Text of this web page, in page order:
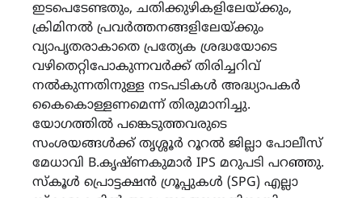
ഇടപെടേണ്ടതും, ചതിക്കുഴികളിലേയ്ക്കും,
ക്രിമിനൽ പ്രവർത്തനങ്ങളിലേയ്ക്കും
വ്യാപൃതരാകാതെ പ്രത്യേക ശ്രദ്ധയോടെ
വഴിതെറ്റിപോകുന്നവർക്ക് തിരിച്ചറിവ്
നൽകുന്നതിനുള്ള നടപടികൾ അദ്ധ്യാപകർ
കൈകൊള്ളണമെന്ന് തിരുമാനിച്ചു.
യോഗത്തിൽ പങ്കെടുത്തവരുടെ
സംശയങ്ങൾക്ക് തൃശ്ശൂർ റൂറൽ ജില്ലാ പോലീസ്
മേധാവി B.കൃഷ്ണകുമാർ IPS മറുപടി പറഞ്ഞു.
സ്കൂൾ പ്രൊട്ടക്ഷൻ ഗ്രൂപ്പുകൾ (SPG) എല്ലാ